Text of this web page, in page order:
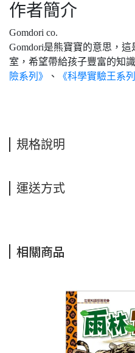
作者簡介
Gomdori co.
Gomdori是熊寶寶的意思，
室，希望帶給孩子豐富的知
險系列》
、 《科學實驗王系列
規格說明
運送方式
相關商品